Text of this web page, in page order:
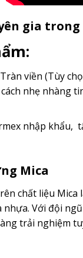
gia
viền (Tùy
nhẹ nhàng
nhập khẩu,
Mica
chất liệu Mica
Với đội
trải nghiệm